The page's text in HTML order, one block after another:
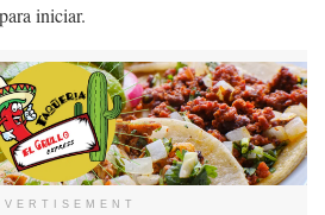
iniciar.